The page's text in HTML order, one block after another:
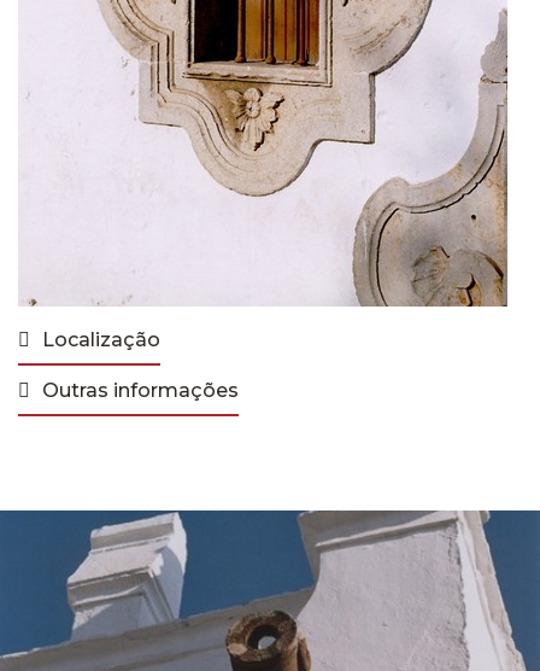
Localização
Outras informações